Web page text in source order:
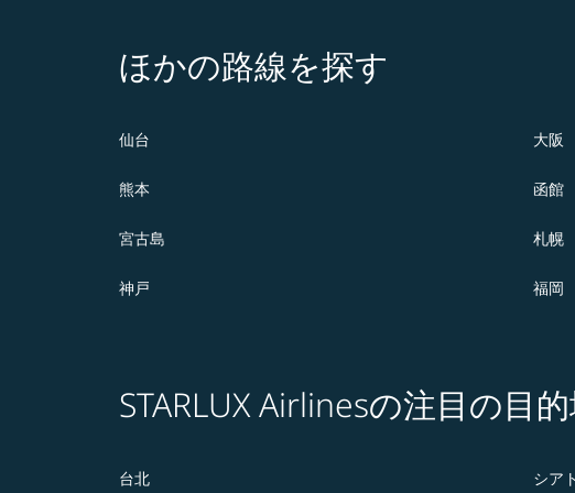
ほかの路線を探す
仙台 大阪
熊本 函館
宮古島 札幌
神戸 福岡
STARLUX Airlinesの注目の目
台北 シア